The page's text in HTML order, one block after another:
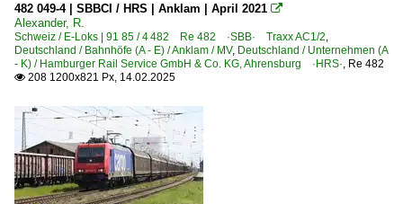
482 049-4 | SBBCI / HRS | Anklam | April 2021 
Alexander, R.
Schweiz / E-Loks | 91 85 / 4 482 Re 482 ·SBB· Traxx AC1/2,
Deutschland / Bahnhöfe (A - E) / Anklam / MV, Deutschland / Unternehmen (A
- K) / Hamburger Rail Service GmbH & Co. KG, Ahrensburg ·HRS·, Re 482
 208 1200x821 Px, 14.02.2025